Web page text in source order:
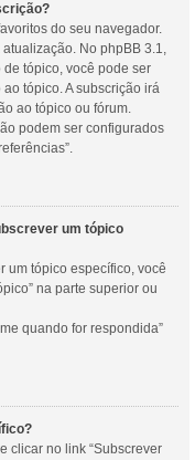
do seu navegador.
No phpBB 3.1,
tópico, você pode ser
tópico. A subscrição irá
ao tópico ou fórum.
podem ser configurados
um tópico
um tópico específico, você
na parte superior ou
quando for respondida”
clicar no link “Subscrever